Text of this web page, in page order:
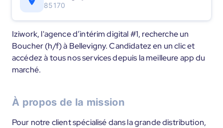
85170
Iziwork, l'agence d’intérim digital #1, recherche un
Boucher (h/f) à Bellevigny. Candidatez en un clic et
accédez à tous nos services depuis la meilleure app du
marché.
À propos de la mission
Pour notre client spécialisé dans la grande distribution,